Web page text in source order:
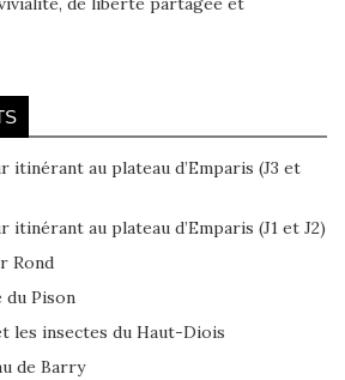
itinérant au plateau d’Emparis (J3 et
itinérant au plateau d’Emparis (J1 et J2)
Rond
du Pison
les insectes du Haut-Diois
de Barry